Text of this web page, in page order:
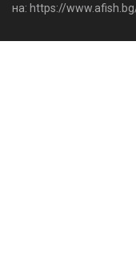
на: https://